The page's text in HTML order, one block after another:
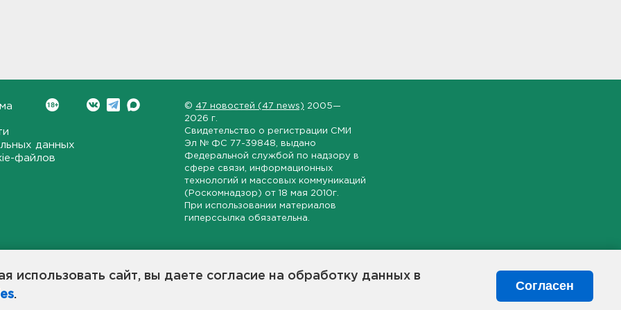
использовать сайт, вы даете согласие на обработку данных в
.
Согласен
данных
файлов
© 47 новостей (47 news) 2005—
2026 г.
Свидетельство о регистрации СМИ
Эл № ФС 77-39848 , выдано
Федеральной службой по надзору в
сфере связи, информационных
технологий и массовых коммуникаций
(Роскомнадзор) от 18 мая 2010г.
При использовании материалов
гиперссылка обязательна.
области, экономической и инвестиционной активности в регионе.
станет популярной и конструктивной площадкой для свободного
в 47-м регионе России.